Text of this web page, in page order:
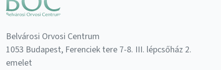
Belvárosi Orvosi Centrum
1053 Budapest, Ferenciek tere 7-8. III. lépcsőház 2.
emelet